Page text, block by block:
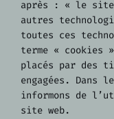
après : « le
autres
toutes ces
terme « cookies
placés par des
engagées. Dans
informons de
site web.